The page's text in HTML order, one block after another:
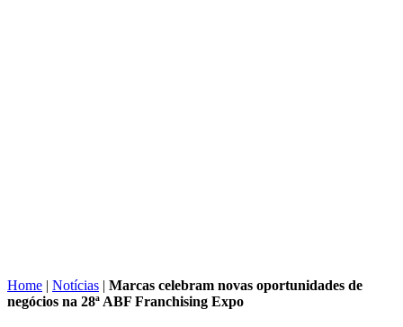
Home | Notícias | Marcas celebram novas oportunidades de
negócios na 28ª ABF Franchising Expo